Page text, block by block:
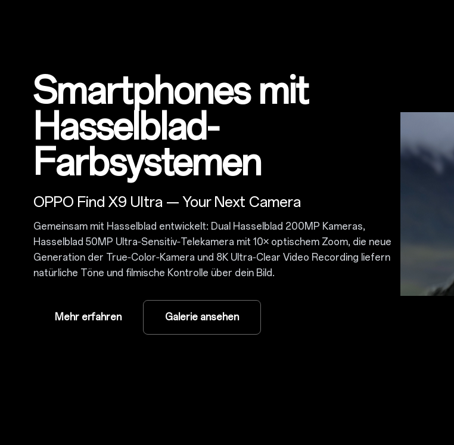
Smartphones mit
Hasselblad-
Farbsystemen
OPPO Find X9 Ultra — Your Next Camera
Gemeinsam mit Hasselblad entwickelt: Dual Hasselblad 200MP Kameras,
Hasselblad 50MP Ultra‑Sensitiv‑Telekamera mit 10× optischem Zoom, die neue
Generation der True‑Color‑Kamera und 8K Ultra‑Clear Video Recording liefern
natürliche Töne und filmische Kontrolle über dein Bild.
Mehr erfahren Galerie ansehen